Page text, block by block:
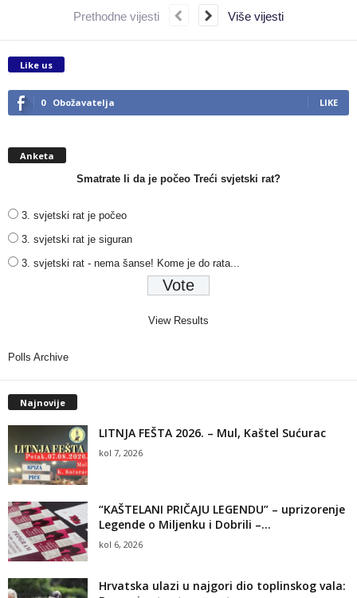
Prethodne vijesti Više vijesti
Like us
0 Obožavatelja LIKE
Anketa
Smatrate li da je počeo Treći svjetski rat?
3. svjetski rat je počeo
3. svjetski rat je siguran
3. svjetski rat - nema šanse! Kome je do rata...
View Results
Polls Archive
Najnovije
LITNJA FEŠTA 2026. – Mul, Kaštel Sućurac
kol 7, 2026
“KAŠTELANI PRIČAJU LEGENDU” – uprizorenje
Legende o Miljenku i Dobrili –...
kol 6, 2026
Hrvatska ulazi u najgori dio toplinskog vala: